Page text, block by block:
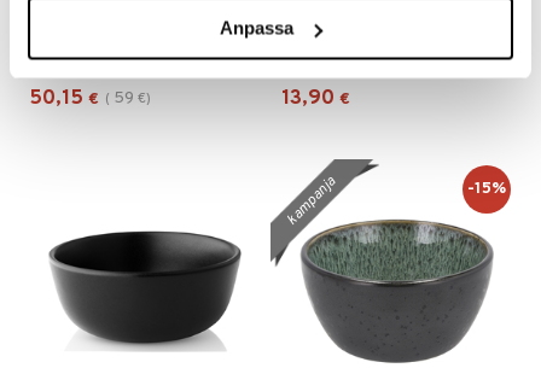
Anpassa
50,15 € ( 59 €) 13,90 €
kampanja -15%